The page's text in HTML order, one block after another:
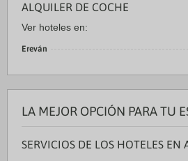
ALQUILER DE COCHE
Ver hoteles en:
Ereván
LA MEJOR OPCIÓN PARA TU
SERVICIOS DE LOS HOTELES EN